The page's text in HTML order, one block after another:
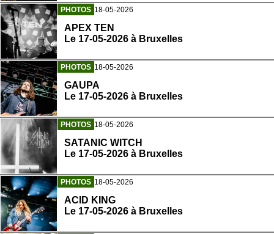
PHOTOS 18-05-2026
APEX TEN
Le 17-05-2026 à Bruxelles
PHOTOS 18-05-2026
GAUPA
Le 17-05-2026 à Bruxelles
PHOTOS 18-05-2026
SATANIC WITCH
Le 17-05-2026 à Bruxelles
PHOTOS 18-05-2026
ACID KING
Le 17-05-2026 à Bruxelles